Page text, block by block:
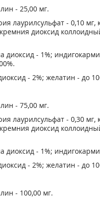
- 25,00 мг.
лаурилсульфат - 0,10 мг,
диоксид
- 1%;
- 2%; желатин - до
- 75,00 мг.
лаурилсульфат - 0,30 мг,
диоксид
диоксид - 1%;
- 2%; желатин - до
- 100,00 мг.